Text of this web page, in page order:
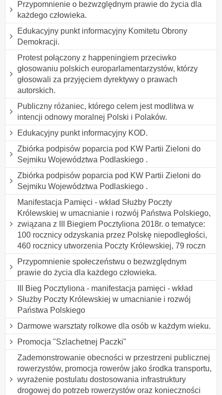
Przypomnienie o bezwzględnym prawie do życia dla
każdego człowieka.
Edukacyjny punkt informacyjny Komitetu Obrony
Demokracji.
Protest połączony z happeningiem przeciwko
głosowaniu polskich europarlamentarzystów, którzy
głosowali za przyjęciem dyrektywy o prawach
autorskich.
Publiczny różaniec, którego celem jest modlitwa w
intencji odnowy moralnej Polski i Polaków.
Edukacyjny punkt informacyjny KOD.
Zbiórka podpisów poparcia pod KW Partii Zieloni do
Sejmiku Województwa Podlaskiego .
Zbiórka podpisów poparcia pod KW Partii Zieloni do
Sejmiku Województwa Podlaskiego .
Manifestacja Pamięci - wkład Służby Poczty
Królewskiej w umacnianie i rozwój Państwa Polskiego,
związana z III Biegiem Pocztyliona 2018r. o tematyce:
100 rocznicy odzyskania przez Polskę niepodległości,
460 rocznicy utworzenia Poczty Królewskiej, 79 roczn
Przypomnienie społeczeństwu o bezwzględnym
prawie do życia dla każdego człowieka.
III Bieg Pocztyliona - manifestacja pamięci - wkład
Służby Poczty Królewskiej w umacnianie i rozwój
Państwa Polskiego
Darmowe warsztaty rolkowe dla osób w każdym wieku.
Promocja "Szlachetnej Paczki"
Zademonstrowanie obecności w przestrzeni publicznej
rowerzystów, promocja rowerów jako środka transportu,
wyrażenie postulatu dostosowania infrastruktury
drogowej do potrzeb rowerzystów oraz konieczności